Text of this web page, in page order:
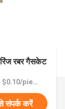
रबर गैसकेट
मूल्य：$0.001 - $0.10/pieces
संपर्क करें